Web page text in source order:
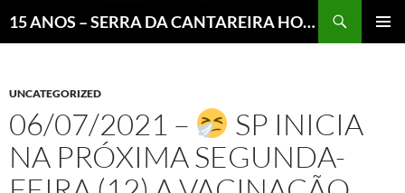
15 ANOS – SERRA DA CANTAREIRA HOJE E COTIDIANO DO BRASIL E DO MUNDO
UNCATEGORIZED
06/07/2021 –
SP INICIA
NA PRÓXIMA SEGUNDA-